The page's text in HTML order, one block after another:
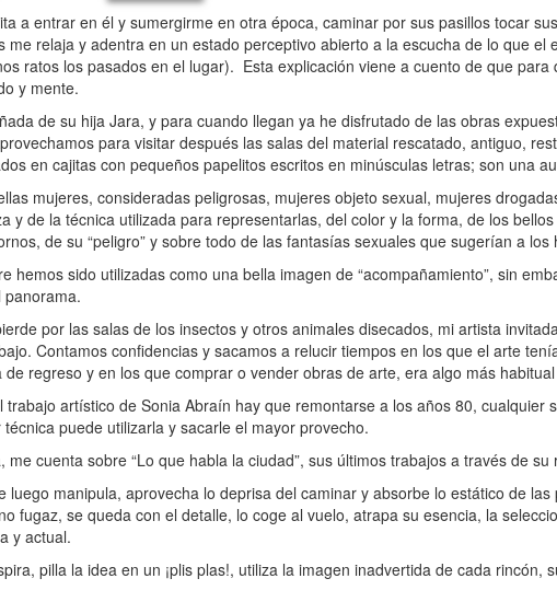
a entrar en él y sumergirme en otra época, caminar por sus pasillos tocar
me relaja y adentra en un estado perceptivo abierto a la escucha de lo que
ratos los pasados en el lugar). Esta explicación viene a cuento de que
y mente.
de su hija Jara, y para cuando llegan ya he disfrutado de las obras
para visitar después las salas del material rescatado, antiguo,
en cajitas con pequeños papelitos escritos en minúsculas letras; son una
mujeres, consideradas peligrosas, mujeres objeto sexual, mujeres
y de la técnica utilizada para representarlas, del color y la forma, de los
de su “peligro” y sobre todo de las fantasías sexuales que sugerían a los
sido utilizadas como una bella imagen de “acompañamiento”, sin
por las salas de los insectos y otros animales disecados, mi artista
Contamos confidencias y sacamos a relucir tiempos en los que el arte
regreso y en los que comprar o vender obras de arte, era algo más
artístico de Sonia Abraín hay que remontarse a los años 80, cualquier
puede utilizarla y sacarle el mayor provecho.
cuenta sobre “Lo que habla la ciudad”, sus últimos trabajos a través de su
luego manipula, aprovecha lo deprisa del caminar y absorbe lo estático de
fugaz, se queda con el detalle, lo coge al vuelo, atrapa su esencia, la
y actual.
pilla la idea en un ¡plis plas!, utiliza la imagen inadvertida de cada rincón,